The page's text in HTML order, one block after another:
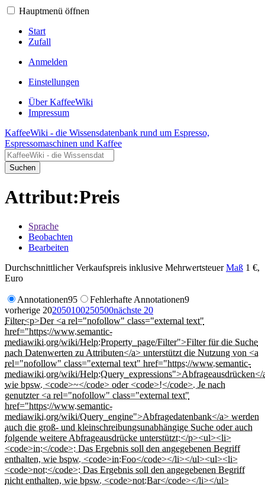
Hauptmenü öffnen
Start
Zufall
Anmelden
Einstellungen
Über KaffeeWiki
Impressum
KaffeeWiki - die Wissensdatenbank rund um Espresso,
Espressomaschinen und Kaffee
Suchen
Attribut:Preis
Sprache
Beobachten
Bearbeiten
Durchschnittlicher Verkaufspreis inklusive MehrwertsteuerMaß 1 €,
Euro
Annotationen95 Fehlerhafte Annotationen9
vorherige 202050100250500nächste 20
Filter<p>Der <a rel="nofollow" class="external text"
href="https://www.semantic-
mediawiki.org/wiki/Help:Property_page/Filter">Filter für die Suche
nach Datenwerten zu Attributen</a> unterstützt die Nutzung von <a
rel="nofollow" class="external text" href="https://www.semantic-
mediawiki.org/wiki/Help:Query_expressions">Abfrageausdrücken</
wie bpsw. <code>~</code> oder <code>!</code>. Je nach
genutzter <a rel="nofollow" class="external text"
href="https://www.semantic-
mediawiki.org/wiki/Query_engine">Abfragedatenbank</a> werden
auch die groß- und kleinschreibungsunabhängige Suche oder auch
folgende weitere Abfrageausdrücke unterstützt:</p><ul><li>
<code>in:</code>: Das Ergebnis soll den angegebenen Begriff
enthalten, wie bspw. <code>in:Foo</code></li></ul><ul><li>
<code>not:</code>: Das Ergebnis soll den angegebenen Begriff
nicht enthalten, wie bpsw. <code>not:Bar</code></li></ul>